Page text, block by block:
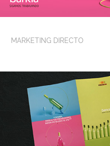
MARKETING DIRECTO